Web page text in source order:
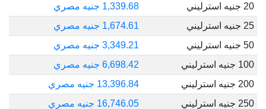
20 جنيه استرليني
1,339.68 جنيه مصري
25 جنيه استرليني
1,674.61 جنيه مصري
50 جنيه استرليني
3,349.21 جنيه مصري
100 جنيه استرليني
6,698.42 جنيه مصري
200 جنيه استرليني
13,396.84 جنيه مصري
250 جنيه استرليني
16,746.05 جنيه مصري